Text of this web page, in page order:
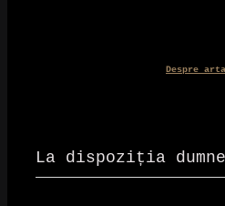
Despre
La dispoziția